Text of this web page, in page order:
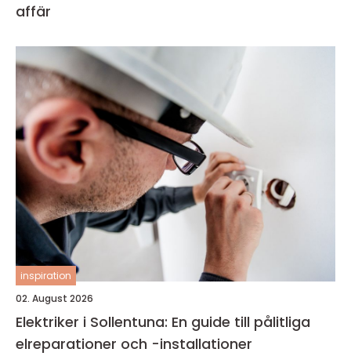
affär
inspiration
02. August 2026
Elektriker i Sollentuna: En guide till pålitliga
elreparationer och -installationer